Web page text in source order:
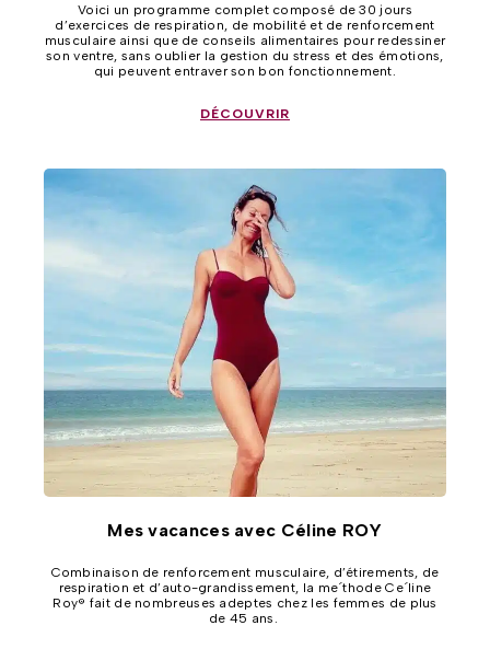
Voici un programme complet composé de 30 jours
d’exercices de respiration, de mobilité et de renforcement
musculaire ainsi que de conseils alimentaires pour redessiner
son ventre, sans oublier la gestion du stress et des émotions,
qui peuvent entraver son bon fonctionnement.
DÉCOUVRIR
Mes vacances avec Céline ROY
Combinaison de renforcement musculaire, d’étirements, de
respiration et d’auto-grandissement, la me´thode Ce´line
Roy® fait de nombreuses adeptes chez les femmes de plus
de 45 ans.